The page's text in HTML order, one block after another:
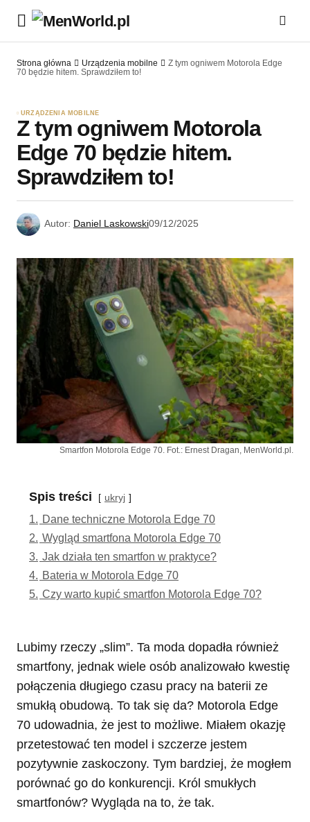
Strona główna Urządzenia mobilne
Z tym ogniwem Motorola Edge
70 będzie hitem. Sprawdziłem to!
URZĄDZENIA MOBILNE
Z tym ogniwem Motorola
Edge 70 będzie hitem.
Sprawdziłem to!
Autor: Daniel Laskowski09/12/2025
Smartfon Motorola Edge 70. Fot.: Ernest Dragan, MenWorld.pl.
Spis treści ukryj
1.
Dane techniczne Motorola Edge 70
2.
Wygląd smartfona Motorola Edge 70
3. Jak działa ten smartfon w praktyce?
4.
Bateria w Motorola Edge 70
5. Czy warto kupić smartfon Motorola Edge 70?
Lubimy rzeczy „slim”. Ta moda dopadła również
smartfony, jednak wiele osób analizowało kwestię
połączenia długiego czasu pracy na baterii ze
smukłą obudową. To tak się da? Motorola Edge
70 udowadnia, że jest to możliwe. Miałem okazję
przetestować ten model i szczerze jestem
pozytywnie zaskoczony. Tym bardziej, że mogłem
porównać go do konkurencji. Król smukłych
smartfonów? Wygląda na to, że tak.